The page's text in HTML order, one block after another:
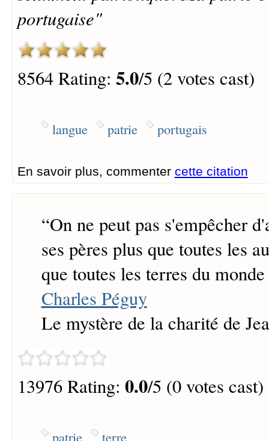
portugaise"
8564 Rating: 5.0/5 (2 votes cast)
langue patrie portugais
En savoir plus, commenter cette citation
“On ne peut pas s'empêcher
ses pères plus que toutes les
que toutes les terres du
Charles Péguy
Le mystère de la charité de
13976 Rating: 0.0/5 (0 votes cast)
patrie terre